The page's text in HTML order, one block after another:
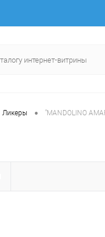
Ликеры • "MANDOLINO